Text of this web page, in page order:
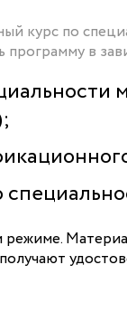
курс по
программу в